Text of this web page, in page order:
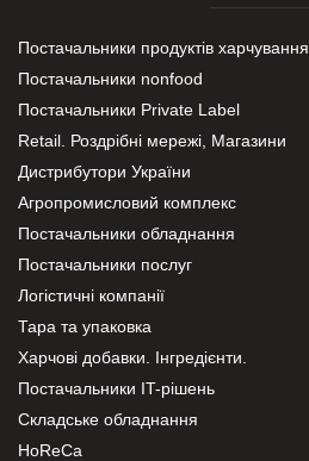
Постачальники продуктів харчування
Постачальники nonfood
Постачальники Private Label
Retail. Роздрібні мережі, Магазини
Дистрибутори України
Агропромисловий комплекс
Постачальники обладнання
Постачальники послуг
Логістичні компанії
Тара та упаковка
Харчові добавки. Інгредієнти.
Постачальники IT-рішень
Складське обладнання
HoReCa